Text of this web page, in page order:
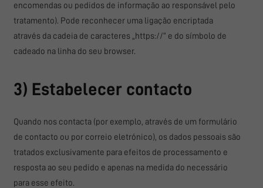
encomendas ou pedidos de informação ao responsável pelo
tratamento). Pode reconhecer uma ligação encriptada
através da cadeia de caracteres „https://“ e do símbolo de
cadeado na linha do seu browser.
3) Estabelecer contacto
Quando nos contacta (por exemplo, através de um formulário
de contacto ou por correio eletrónico), os dados pessoais são
tratados exclusivamente para efeitos de processamento e
resposta ao seu pedido e apenas na medida do necessário
para esse efeito.